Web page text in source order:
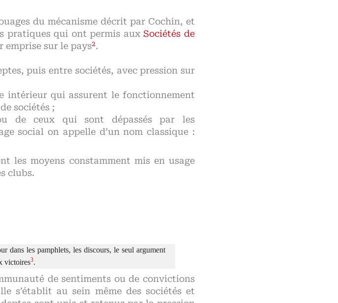
du mécanisme décrit par Cochin, et
pratiques qui ont permis aux Sociétés de
emprise sur le pays2.
puis entre sociétés, avec pression sur
intérieur qui assurent le fonctionnement
sociétés ;
de ceux qui sont dépassés par les
social on appelle d’un nom classique :
les moyens constamment mis en usage
clubs.
dans les pamphlets, les discours, le seul argument
victoires3.
de sentiments ou de convictions
s’établit au sein même des sociétés et